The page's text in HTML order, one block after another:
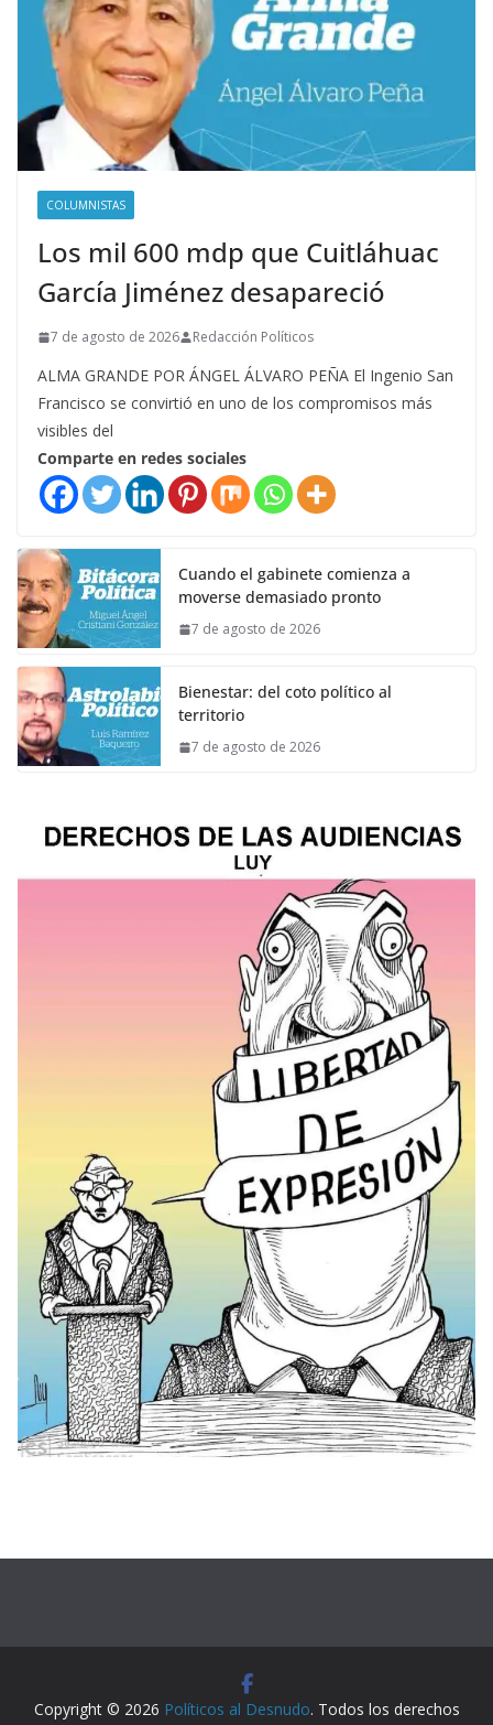
COLUMNISTAS
Los mil 600 mdp que Cuitláhuac
García Jiménez desapareció
7 de agosto de 2026 Redacción Políticos
ALMA GRANDE POR ÁNGEL ÁLVARO PEÑA El Ingenio San
Francisco se convirtió en uno de los compromisos más
visibles del
Comparte en redes sociales
Cuando el gabinete comienza a
moverse demasiado pronto
7 de agosto de 2026
Bienestar: del coto político al
territorio
7 de agosto de 2026
Copyright © 2026 Políticos al Desnudo. Todos los derechos